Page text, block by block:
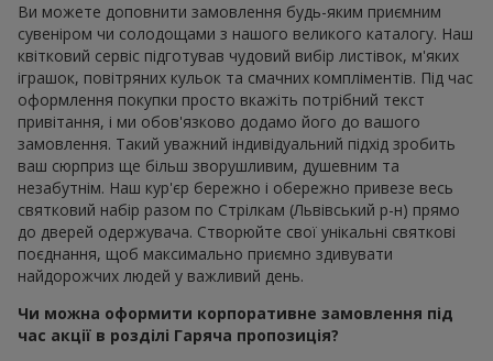
Ви можете доповнити замовлення будь-яким приємним
сувеніром чи солодощами з нашого великого каталогу. Наш
квітковий сервіс підготував чудовий вибір листівок, м'яких
іграшок, повітряних кульок та смачних компліментів. Під час
оформлення покупки просто вкажіть потрібний текст
привітання, і ми обов'язково додамо його до вашого
замовлення. Такий уважний індивідуальний підхід зробить
ваш сюрприз ще більш зворушливим, душевним та
незабутнім. Наш кур'єр бережно і обережно привезе весь
святковий набір разом по Стрілкам (Львівський р-н) прямо
до дверей одержувача. Створюйте свої унікальні святкові
поєднання, щоб максимально приємно здивувати
найдорожчих людей у важливий день.
Чи можна оформити корпоративне замовлення під
час акції в розділі Гаряча пропозиція?